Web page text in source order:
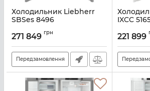
Холодильник Liebherr
SBSes 8496
271 849 грн
Передзамовлення
IXCC
221 899